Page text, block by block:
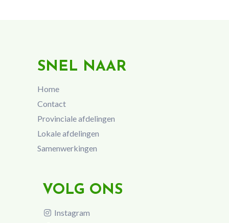
SNEL NAAR
Home
Contact
Provinciale afdelingen
Lokale afdelingen
Samenwerkingen
VOLG ONS
Instagram